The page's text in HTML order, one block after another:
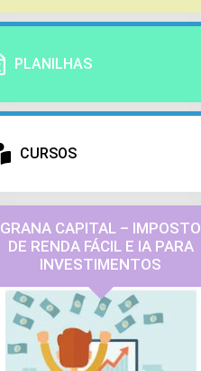
PLANILHAS
CURSOS
GRANA CAPITAL – IMPOSTO
DE RENDA FÁCIL E IA PARA
INVESTIMENTOS